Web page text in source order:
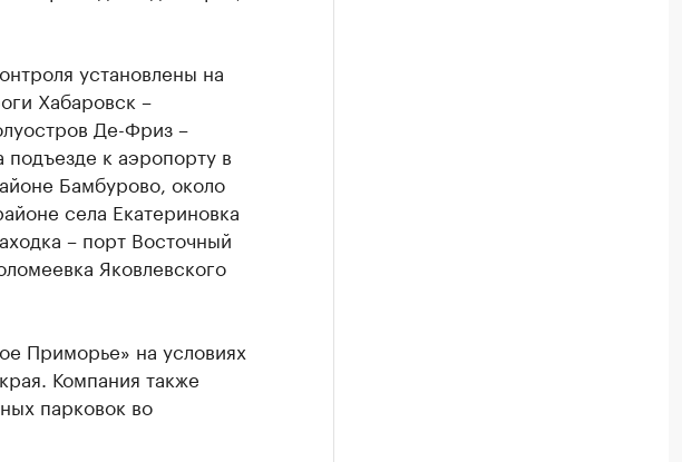
установлены на
Хабаровск –
Де-Фриз –
к аэропорту в
Бамбурово, около
села Екатериновка
– порт Восточный
Яковлевского
Приморье» на условиях
Компания также
парковок во